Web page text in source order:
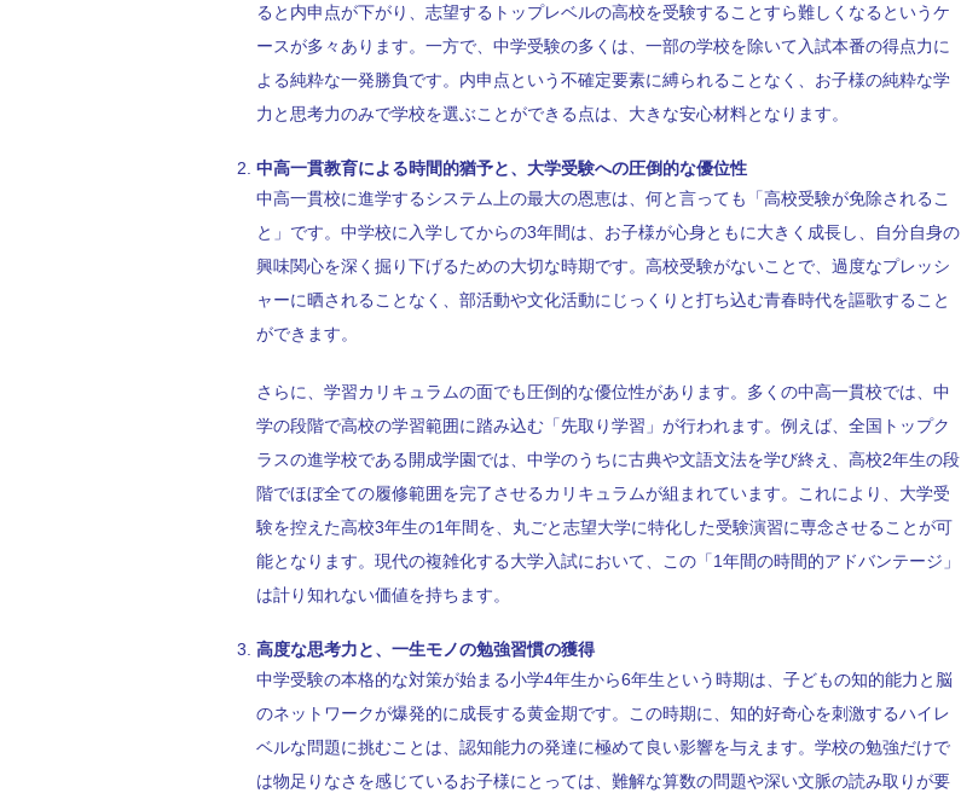
ると内申点が下がり、志望するトップレベルの高校を受験することすら難しくなるというケ
ースが多々あります。一方で、中学受験の多くは、一部の学校を除いて入試本番の得点力に
よる純粋な一発勝負です。内申点という不確定要素に縛られることなく、お子様の純粋な学
力と思考力のみで学校を選ぶことができる点は、大きな安心材料となります。
中高一貫教育による時間的猶予と、大学受験への圧倒的な優位性
中高一貫校に進学するシステム上の最大の恩恵は、何と言っても「高校受験が免除されるこ
と」です。中学校に入学してからの3年間は、お子様が心身ともに大きく成長し、自分自身の
興味関心を深く掘り下げるための大切な時期です。高校受験がないことで、過度なプレッシ
ャーに晒されることなく、部活動や文化活動にじっくりと打ち込む青春時代を謳歌すること
ができます。
さらに、学習カリキュラムの面でも圧倒的な優位性があります。多くの中高一貫校では、中
学の段階で高校の学習範囲に踏み込む「先取り学習」が行われます。例えば、全国トップク
ラスの進学校である開成学園では、中学のうちに古典や文語文法を学び終え、高校2年生の段
階でほぼ全ての履修範囲を完了させるカリキュラムが組まれています。これにより、大学受
験を控えた高校3年生の1年間を、丸ごと志望大学に特化した受験演習に専念させることが可
能となります。現代の複雑化する大学入試において、この「1年間の時間的アドバンテージ」
は計り知れない価値を持ちます。
高度な思考力と、一生モノの勉強習慣の獲得
中学受験の本格的な対策が始まる小学4年生から6年生という時期は、子どもの知的能力と脳
のネットワークが爆発的に成長する黄金期です。この時期に、知的好奇心を刺激するハイレ
ベルな問題に挑むことは、認知能力の発達に極めて良い影響を与えます。学校の勉強だけで
は物足りなさを感じているお子様にとっては、難解な算数の問題や深い文脈の読み取りが要